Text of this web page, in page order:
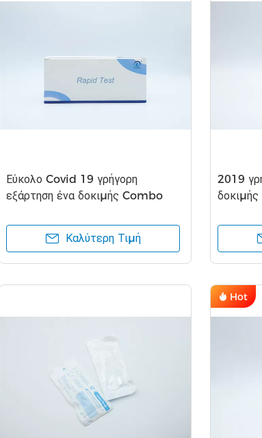
Εύκολο Covid 19 γρήγορη
εξάρτηση ένα δοκιμής Combo
Καλύτερη Τιμή
2019
Hot